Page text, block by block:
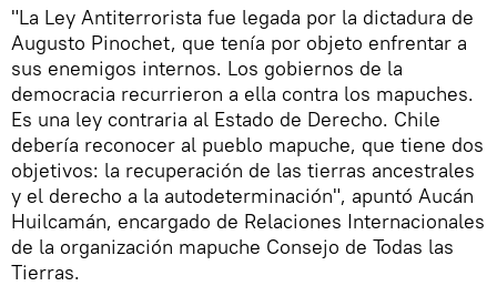
"La Ley Antiterrorista fue legada por la dictadura de
Augusto Pinochet, que tenía por objeto enfrentar a
sus enemigos internos. Los gobiernos de la
democracia recurrieron a ella contra los mapuches.
Es una ley contraria al Estado de Derecho. Chile
debería reconocer al pueblo mapuche, que tiene dos
objetivos: la recuperación de las tierras ancestrales
y el derecho a la autodeterminación", apuntó Aucán
Huilcamán, encargado de Relaciones Internacionales
de la organización mapuche Consejo de Todas las
Tierras.